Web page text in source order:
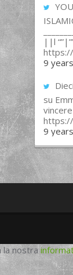
||l
9
su
9
la nostra